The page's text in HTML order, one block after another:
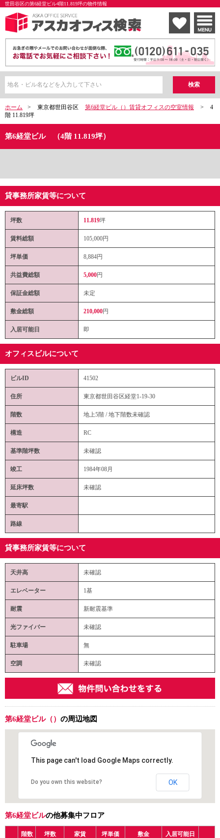
世田谷区の第6経堂ビル4階11.819坪の物件情報
ホーム > 東京都世田谷区 第6経堂ビル（）賃貸オフィスの空室情報 >
4
階 11.819坪
第6経堂ビル （4階 11.819坪）
貸事務所家賃等について
坪数 11.819坪
賃料総額 105,000円
坪単価 8,884円
共益費総額 5,000円
保証金総額 未定
敷金総額 210,000円
入居可能日 即
オフィスビルについて
ビルID 41502
住所 東京都世田谷区経堂1-19-30
階数 地上5階 / 地下階数未確認
構造 RC
基準階坪数 未確認
竣工 1984年08月
延床坪数 未確認
最寄駅
路線
貸事務所家賃等について
天井高 未確認
エレベーター 1基
耐震 新耐震基準
光ファイバー 未確認
駐車場 無
空調 未確認
第6経堂ビル（） の周辺地図
This page can't load Google Maps correctly.
Do you own this website? OK
第6経堂ビルの他募集中フロア
階数 坪数 家賃 坪単価 敷金 入居可能日